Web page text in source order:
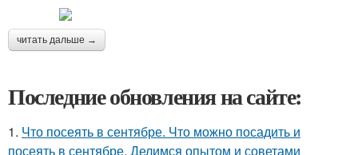
читать дальше →
Последние обновления на сайте:
1. Что посеять в сентябре. Что можно посадить и
посеять в сентябре. Делимся опытом и советами